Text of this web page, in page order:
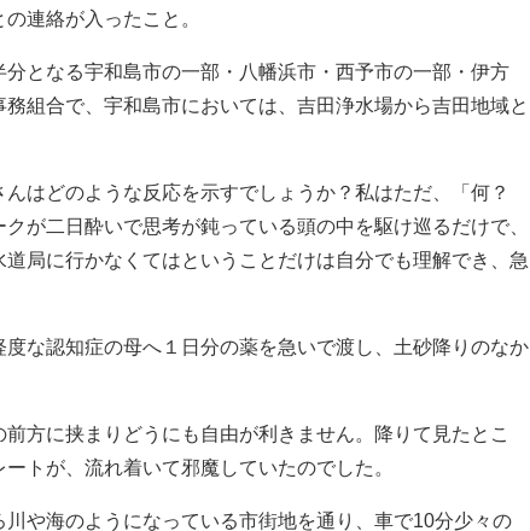
連絡が入ったこと。
となる宇和島市の一部・八幡浜市・西予市の一部・伊方
組合で、宇和島市においては、吉田浄水場から吉田地域と
はどのような反応を示すでしょうか？私はただ、「何？
が二日酔いで思考が鈍っている頭の中を駆け巡るだけで、
局に行かなくてはということだけは自分でも理解でき、急
な認知症の母へ１日分の薬を急いで渡し、土砂降りのなか
方に挟まりどうにも自由が利きません。降りて見たとこ
トが、流れ着いて邪魔していたのでした。
や海のようになっている市街地を通り、車で10分少々の